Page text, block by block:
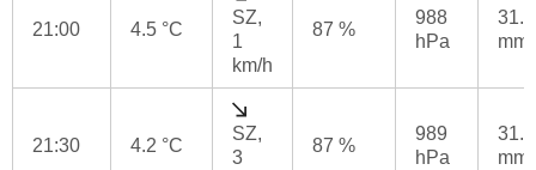
21:00 4.5 °C
SZ,
1
km/h
87 %
988
hPa
31.2
mm
21:30 4.2 °C
SZ,
3
87 %
989
hPa
31.2
mm